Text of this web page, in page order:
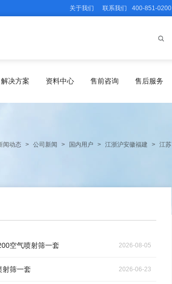
关于我们 联系我们 400-851-0200
解决方案 资料中心 售前咨询 售后服务
闻动态 > 公司新闻 > 国内用户 > 江浙沪安徽福建 > 江苏
空气喷射筛一套 2026-08-05
射筛一套 2026-06-23